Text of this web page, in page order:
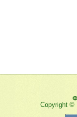
Copyright ©